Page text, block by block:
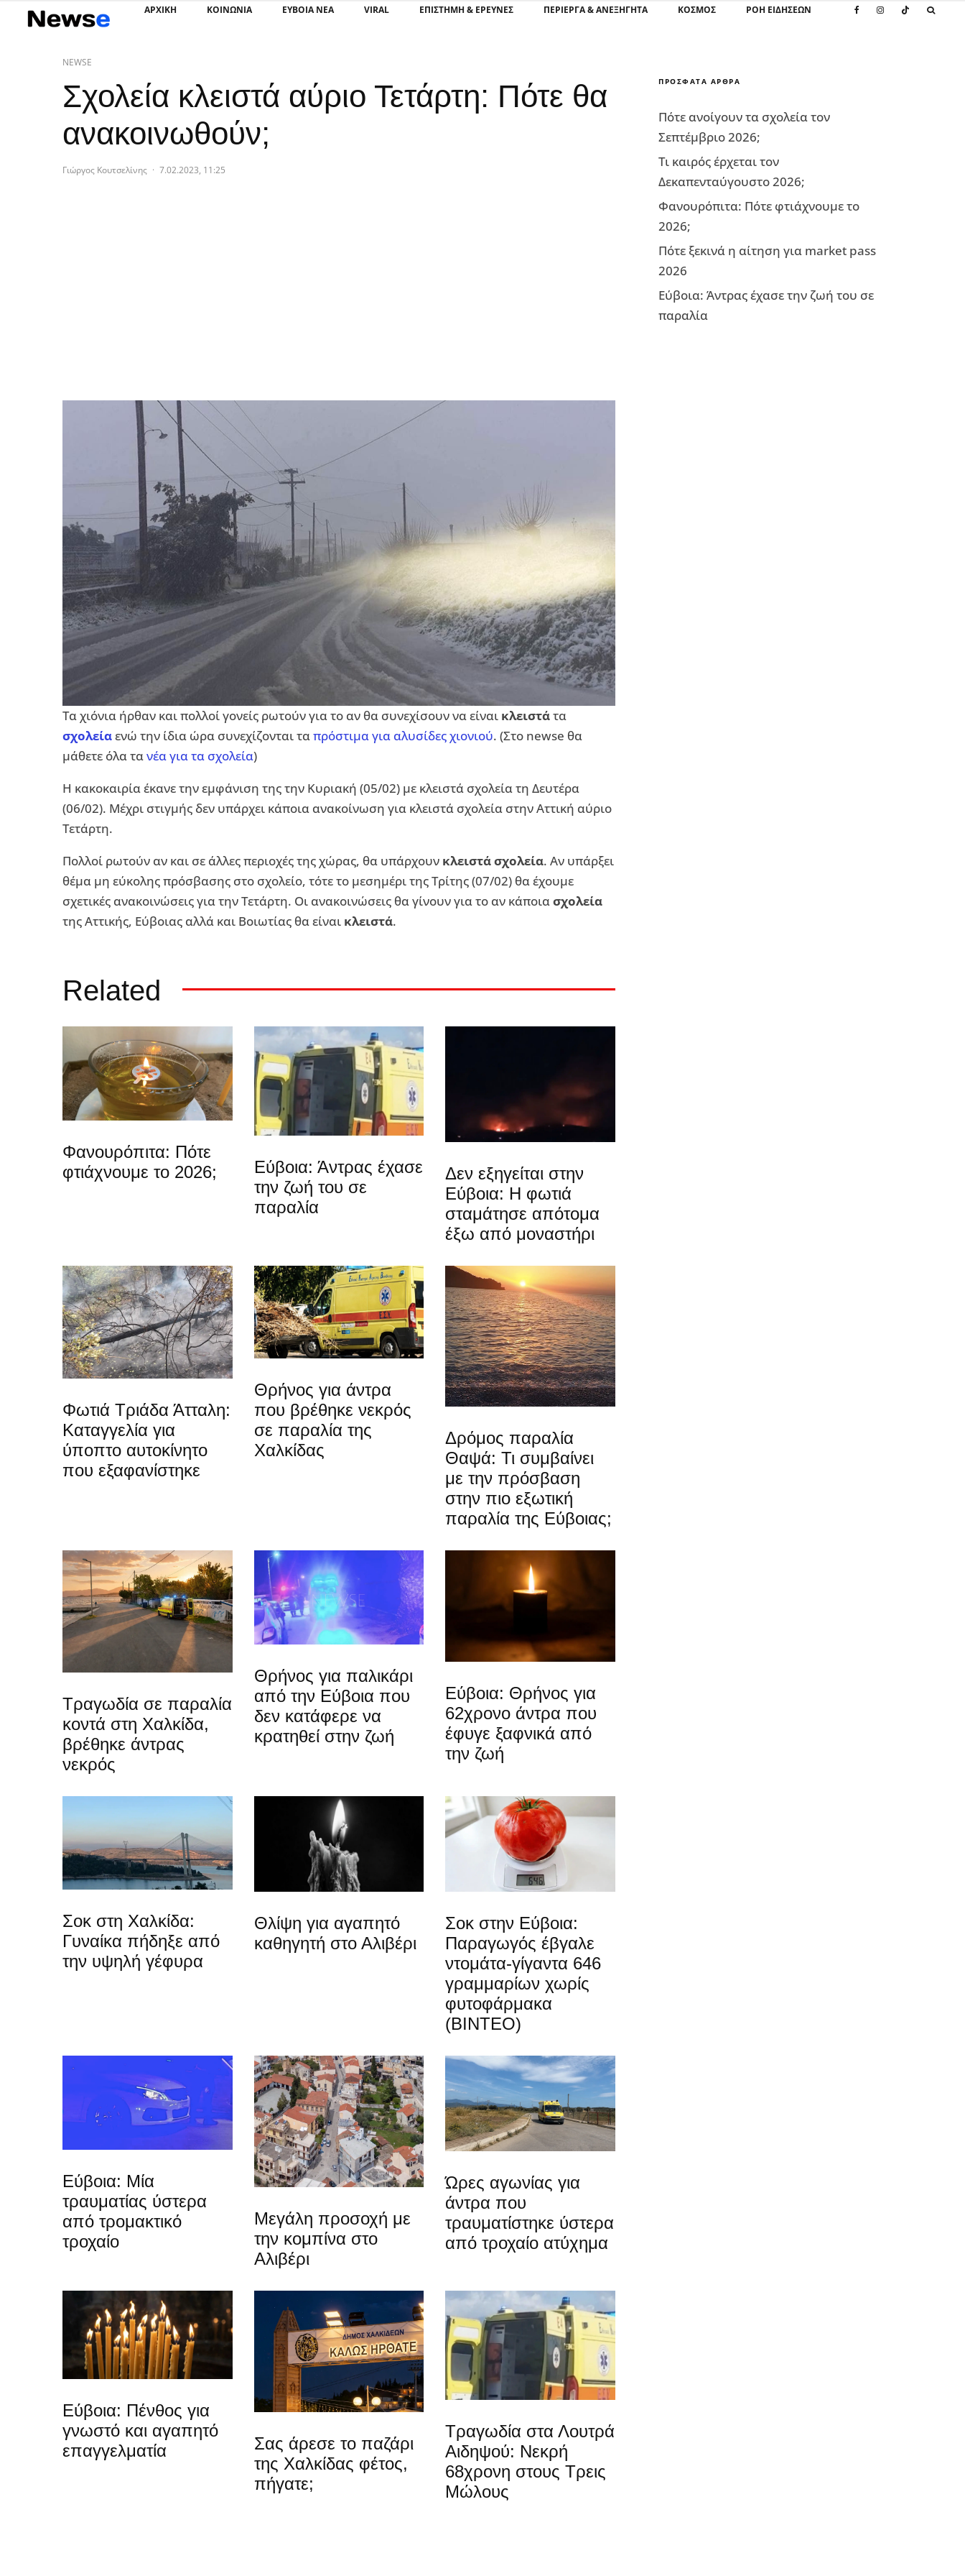
ΑΡΧΙΚΗ ΚΟΙΝΩΝΙΑ ΕΥΒΟΙΑ ΝΕΑ VIRAL ΕΠΙΣΤΉΜΗ & ΈΡΕΥΝΕΣ ΠΕΡΊΕΡΓΑ & ΑΝΕΞΉΓΗΤΑ ΚΌΣΜΟΣ ΡΟΗ ΕΙΔΗΣΕΩΝ
NEWSE
Σχολεία κλειστά αύριο Τετάρτη: Πότε θα
ανακοινωθούν;
Γιώργος Κουτσελίνης · 7.02.2023, 11:25
Τα χιόνια ήρθαν και πολλοί γονείς ρωτούν για το αν θα συνεχίσουν να είναι κλειστάτα
σχολείαενώ την ίδια ώρα συνεχίζονται ταπρόστιμα για αλυσίδες χιονιού. (Στο newse θα
μάθετε όλα τανέα για τα σχολεία)
Η κακοκαιρία έκανε την εμφάνιση της την Κυριακή (05/02) με κλειστά σχολεία τη Δευτέρα
(06/02). Μέχρι στιγμής δεν υπάρχει κάποια ανακοίνωση για κλειστά σχολεία στην Αττική αύριο
Τετάρτη.
Πολλοί ρωτούν αν και σε άλλες περιοχές της χώρας, θα υπάρχουν κλειστά σχολεία. Αν υπάρξει
θέμα μη εύκολης πρόσβασης στο σχολείο, τότε το μεσημέρι της Τρίτης (07/02) θα έχουμε
σχετικές ανακοινώσεις για την Τετάρτη. Οι ανακοινώσεις θα γίνουν για το αν κάποιασχολεία
της Αττικής, Εύβοιας αλλά και Βοιωτίας θα είναι κλειστά.
Related
Φανουρόπιτα: Πότε
φτιάχνουμε το 2026;
Εύβοια: Άντρας έχασε
την ζωή του σε
παραλία
Δεν εξηγείται στην
Εύβοια: Η φωτιά
σταμάτησε απότομα
έξω από μοναστήρι
Φωτιά Τριάδα Άτταλη:
Καταγγελία για
ύποπτο αυτοκίνητο
που εξαφανίστηκε
Θρήνος για άντρα
που βρέθηκε νεκρός
σε παραλία της
Χαλκίδας
Δρόμος παραλία
Θαψά: Τι συμβαίνει
με την πρόσβαση
στην πιο εξωτική
παραλία της Εύβοιας;
Τραγωδία σε παραλία
κοντά στη Χαλκίδα,
βρέθηκε άντρας
νεκρός
Θρήνος για παλικάρι
από την Εύβοια που
δεν κατάφερε να
κρατηθεί στην ζωή
Εύβοια: Θρήνος για
62χρονο άντρα που
έφυγε ξαφνικά από
την ζωή
Σοκ στη Χαλκίδα:
Γυναίκα πήδηξε από
την υψηλή γέφυρα
Θλίψη για αγαπητό
καθηγητή στο Αλιβέρι
Σοκ στην Εύβοια:
Παραγωγός έβγαλε
ντομάτα-γίγαντα 646
γραμμαρίων χωρίς
φυτοφάρμακα
(ΒΙΝΤΕΟ)
Εύβοια: Μία
τραυματίας ύστερα
από τρομακτικό
τροχαίο
Μεγάλη προσοχή με
την κομπίνα στο
Αλιβέρι
Ώρες αγωνίας για
άντρα που
τραυματίστηκε ύστερα
από τροχαίο ατύχημα
Εύβοια: Πένθος για
γνωστό και αγαπητό
επαγγελματία
Σας άρεσε το παζάρι
της Χαλκίδας φέτος,
πήγατε;
Τραγωδία στα Λουτρά
Αιδηψού: Νεκρή
68χρονη στους Τρεις
Μώλους
ΠΡΌΣΦΑΤΑ ΆΡΘΡΑ
Πότε ανοίγουν τα σχολεία τον
Σεπτέμβριο 2026;
Τι καιρός έρχεται τον
Δεκαπενταύγουστο 2026;
Φανουρόπιτα: Πότε φτιάχνουμε το
2026;
Πότε ξεκινά η αίτηση για market pass
2026
Εύβοια: Άντρας έχασε την ζωή του σε
παραλία